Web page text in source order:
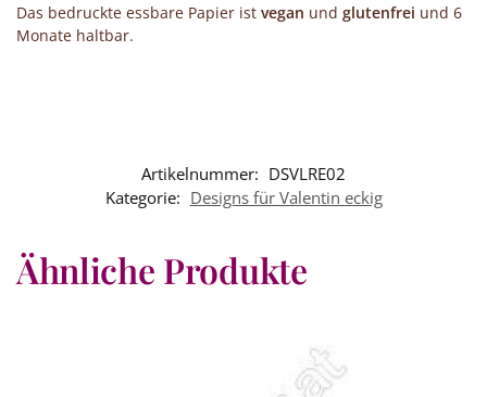
Das bedruckte essbare Papier ist vegan und glutenfrei und 6
Monate haltbar.
Artikelnummer: DSVLRE02
Kategorie: Designs für Valentin eckig
Ähnliche Produkte